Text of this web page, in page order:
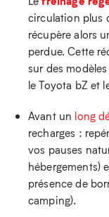
circulation plus
récupère alors
perdue. Cette
sur des
le Toyota bZ et
Avant un long
recharges :
vos pauses
hébergements)
présence de
camping).